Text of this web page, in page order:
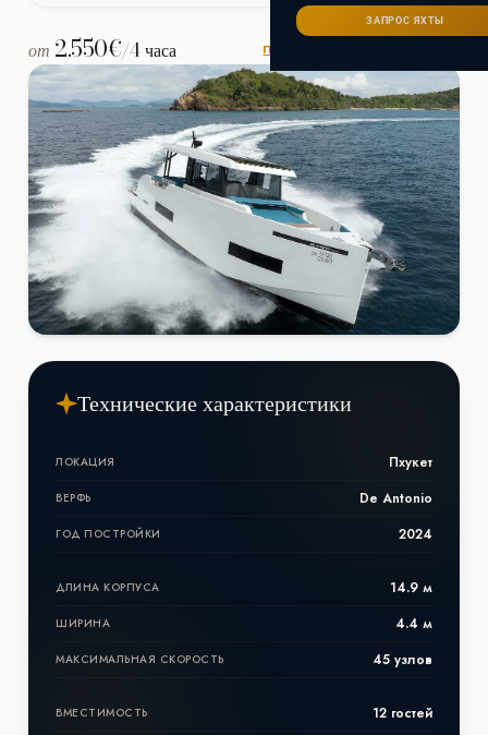
Ибица
ИТАЛИЯ
Сардиния
Франция
Хорватия
САНКТ-ПЕТЕРБУРГ
ЗАПРОС ЯХТЫ
от 2.550€/4 часа ПРОВЕРИТЬ ДОСТУПНОСТЬ
Технические характеристики
ЛОКАЦИЯ Пхукет
ВЕРФЬ De Antonio
ГОД ПОСТРОЙКИ 2024
ДЛИНА КОРПУСА 14.9 м
ШИРИНА 4.4 м
МАКСИМАЛЬНАЯ СКОРОСТЬ 45 узлов
ВМЕСТИМОСТЬ 12 гостей